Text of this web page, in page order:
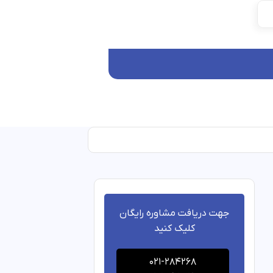
جهت دریافت مشاوره رایگان
کلیک کنید
021-284268